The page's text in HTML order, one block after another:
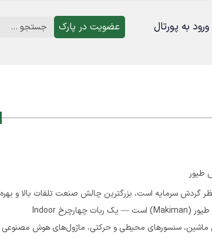
ورود به پورتال عضویت در پارک
طیور
سرمایه است، بزرگترین چالش صنعت تلفات بالا و بهره
وری پایین است . محصول این طرح، ربات هوشمند خودران مدیریت پرورش طیور (Makiman) است — یک ربات چهارچرخ Indoor
ماشین، سنسورهای محیطی و حرکتی، ماژول‌های هوش مصنوعی